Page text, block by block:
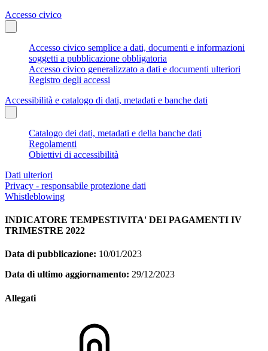
Accesso civico
Accesso civico semplice a dati, documenti e informazioni
soggetti a pubblicazione obbligatoria
Accesso civico generalizzato a dati e documenti ulteriori
Registro degli accessi
Accessibilità e catalogo di dati, metadati e banche dati
Catalogo dei dati, metadati e della banche dati
Regolamenti
Obiettivi di accessibilità
Dati ulteriori
Privacy - responsabile protezione dati
Whistleblowing
INDICATORE TEMPESTIVITA' DEI PAGAMENTI IV
TRIMESTRE 2022
Data di pubblicazione: 10/01/2023
Data di ultimo aggiornamento: 29/12/2023
Allegati